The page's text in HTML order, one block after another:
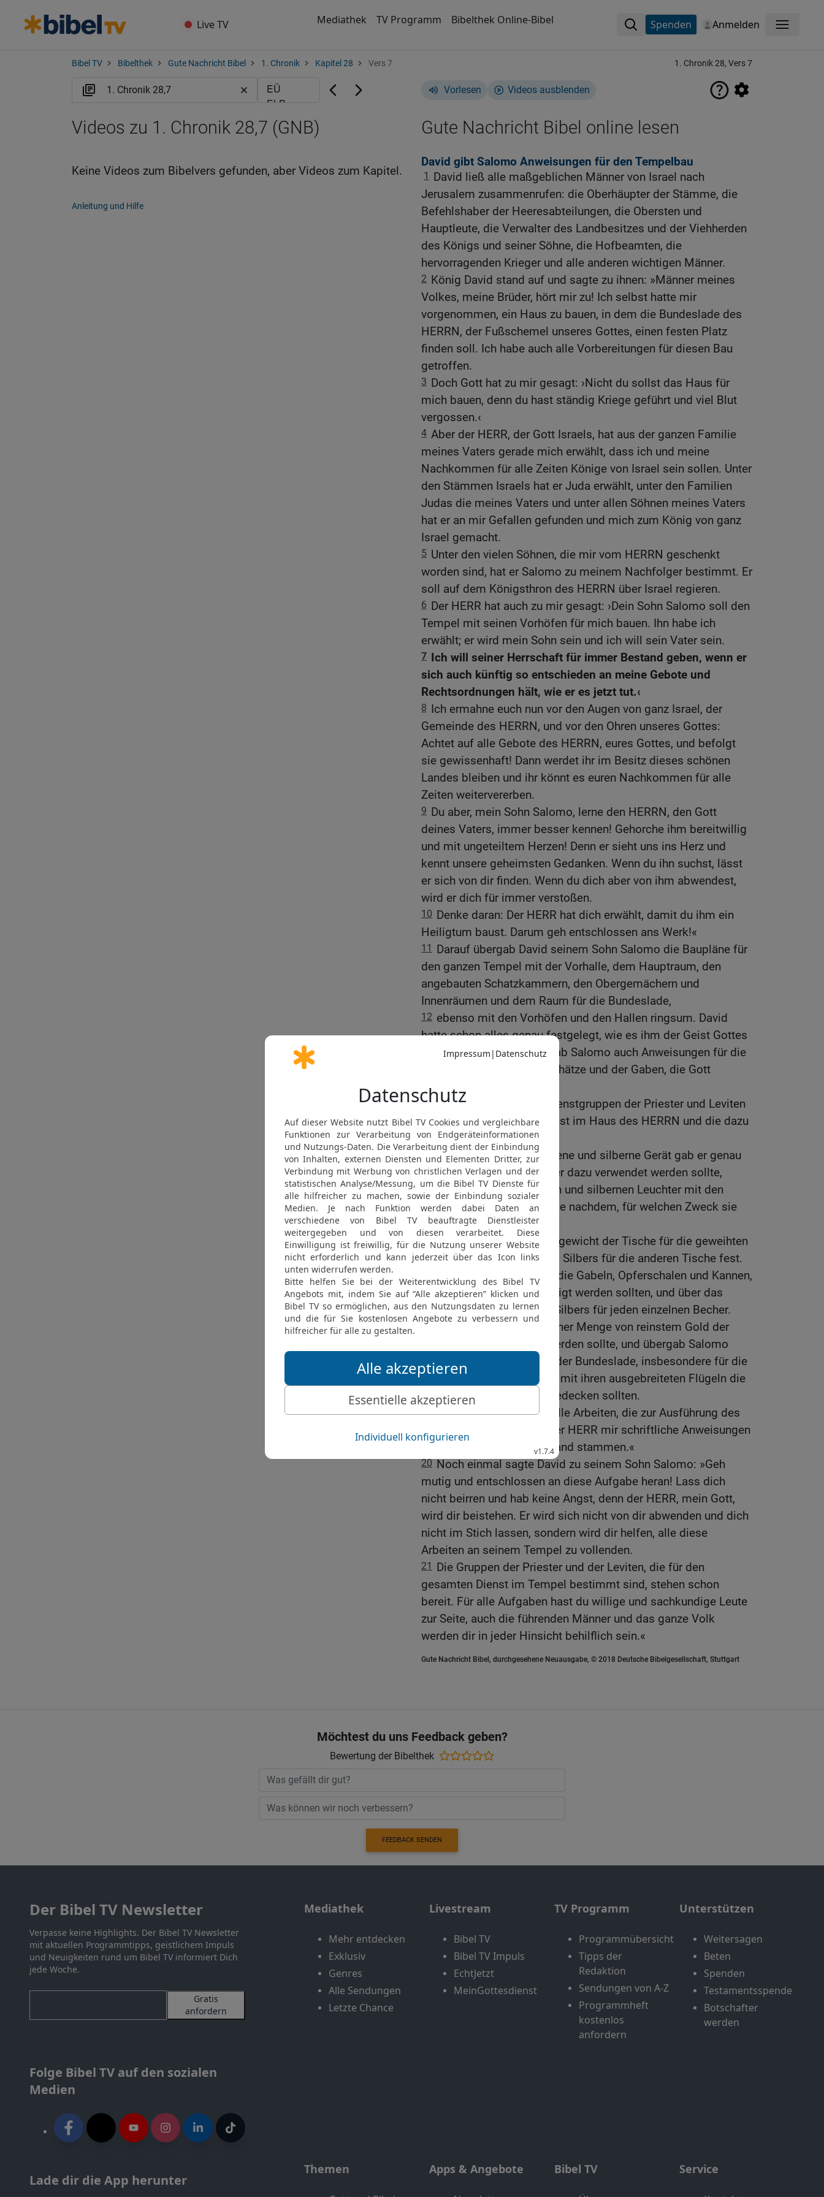
Live TV Mediathek TV Programm Bibelthek Online-Bibel Spenden Anmelden Menü
Bibel TV Bibelthek Gute Nachricht Bibel 1. Chronik Kapitel 28 Vers 7 1. Chronik 28, Vers 7
Vorlesen Videos ausblenden
Gute Nachricht Bibel online lesen
David gibt Salomo Anweisungen für den Tempelbau
1
David ließ alle maßgeblichen Männer von Israel nach
Jerusalem zusammenrufen: die Oberhäupter der Stämme, die
Befehlshaber der Heeresabteilungen, die Obersten und
Hauptleute, die Verwalter des Landbesitzes und der Viehherden
des Königs und seiner Söhne, die Hofbeamten, die
hervorragenden Krieger und alle anderen wichtigen Männer.
2 König David stand auf und sagte zu ihnen: »Männer meines
Volkes, meine Brüder, hört mir zu! Ich selbst hatte mir
vorgenommen, ein Haus zu bauen, in dem die Bundeslade des
HERRN, der Fußschemel unseres Gottes, einen festen Platz
finden soll. Ich habe auch alle Vorbereitungen für diesen Bau
getroffen.
3 Doch Gott hat zu mir gesagt: ›Nicht du sollst das Haus für
mich bauen, denn du hast ständig Kriege geführt und viel Blut
vergossen.‹
4 Aber der HERR, der Gott Israels, hat aus der ganzen Familie
meines Vaters gerade mich erwählt, dass ich und meine
Nachkommen für alle Zeiten Könige von Israel sein sollen. Unter
den Stämmen Israels hat er Juda erwählt, unter den Familien
Judas die meines Vaters und unter allen Söhnen meines Vaters
hat er an mir Gefallen gefunden und mich zum König von ganz
Israel gemacht.
5 Unter den vielen Söhnen, die mir vom HERRN geschenkt
worden sind, hat er Salomo zu meinem Nachfolger bestimmt. Er
soll auf dem Königsthron des HERRN über Israel regieren.
6 Der HERR hat auch zu mir gesagt: ›Dein Sohn Salomo soll den
Tempel mit seinen Vorhöfen für mich bauen. Ihn habe ich
erwählt; er wird mein Sohn sein und ich will sein Vater sein.
7 Ich will seiner Herrschaft für immer Bestand geben, wenn er
sich auch künftig so entschieden an meine Gebote und
Rechtsordnungen hält, wie er es jetzt tut.‹
8 Ich ermahne euch nun vor den Augen von ganz Israel, der
Gemeinde des HERRN, und vor den Ohren unseres Gottes:
Achtet auf alle Gebote des HERRN, eures Gottes, und befolgt
sie gewissenhaft! Dann werdet ihr im Besitz dieses schönen
Landes bleiben und ihr könnt es euren Nachkommen für alle
Zeiten weitervererben.
9 Du aber, mein Sohn Salomo, lerne den HERRN, den Gott
deines Vaters, immer besser kennen! Gehorche ihm bereitwillig
und mit ungeteiltem Herzen! Denn er sieht uns ins Herz und
kennt unsere geheimsten Gedanken. Wenn du ihn suchst, lässt
er sich von dir finden. Wenn du dich aber von ihm abwendest,
wird er dich für immer verstoßen.
10 Denke daran: Der HERR hat dich erwählt, damit du ihm ein
Heiligtum baust. Darum geh entschlossen ans Werk!«
11
Darauf übergab David seinem Sohn Salomo die Baupläne für
den ganzen Tempel mit der Vorhalle, dem Hauptraum, den
angebauten Schatzkammern, den Obergemächern und
Innenräumen und dem Raum für die Bundeslade,
12 ebenso mit den Vorhöfen und den Hallen ringsum. David
hatte schon alles genau festgelegt, wie es ihm der Geist Gottes
eingegeben hatte. David gab Salomo auch Anweisungen für die
Verwendung der Tempelschätze und der Gaben, die Gott
geweiht waren,
13 für die Einteilung der Dienstgruppen der Priester und Leviten
und für den gesamten Dienst im Haus des HERRN und die dazu
nötigen Geräte.
Für jedes einzelne goldene und silberne Gerät gab er genau
an, wie viel Gold oder Silber dazu verwendet werden sollte,
15 ebenso für die goldenen und silbernen Leuchter mit den
dazugehörenden Lampen, je nachdem, für welchen Zweck sie
bestimmt waren.
16 Er setzte auch das Goldgewicht der Tische für die geweihten
Brote und das Gewicht des Silbers für die anderen Tische fest.
Er machte Angaben für die Gabeln, Opferschalen und Kannen,
die aus reinem Gold gefertigt werden sollten, und über das
Gewicht des Goldes oder Silbers für jeden einzelnen Becher.
18
Er bestimmte, aus welcher Menge von reinstem Gold der
Räucheraltar hergestellt werden sollte, und übergab Salomo
einen Plan für den Wagen der Bundeslade, insbesondere für die
Kerubfiguren aus Gold, die mit ihren ausgebreiteten Flügeln die
Bundeslade des HERRN bedecken sollten.
19 Und David sagte: »Für alle Arbeiten, die zur Ausführung des
Bauplans nötig sind, hat der HERR mir schriftliche Anweisungen
gegeben, die von seiner Hand stammen.«
20 Noch einmal sagte David zu seinem Sohn Salomo: »Geh
mutig und entschlossen an diese Aufgabe heran! Lass dich
nicht beirren und hab keine Angst, denn der HERR, mein Gott,
wird dir beistehen. Er wird sich nicht von dir abwenden und dich
nicht im Stich lassen, sondern wird dir helfen, alle diese
Arbeiten an seinem Tempel zu vollenden.
21
Die Gruppen der Priester und der Leviten, die für den
gesamten Dienst im Tempel bestimmt sind, stehen schon
bereit. Für alle Aufgaben hast du willige und sachkundige Leute
zur Seite, auch die führenden Männer und das ganze Volk
werden dir in jeder Hinsicht behilflich sein.«
Gute Nachricht Bibel, durchgesehene Neuausgabe, © 2018 Deutsche Bibelgesellschaft, Stuttgart
Videos zu 1. Chronik 28,7 (GNB)
Keine Videos zum Bibelvers gefunden, aber Videos zum Kapitel.
Anleitung und Hilfe
Möchtest du uns Feedback geben?
Bewertung der Bibelthek
FEEDBACK SENDEN
Der Bibel TV Newsletter
Verpasse keine Highlights. Der Bibel TV Newsletter
mit aktuellen Programmtipps, geistlichem Impuls
und Neuigkeiten rund um Bibel TV informiert Dich
jede Woche.
Gratis
anfordern
Folge Bibel TV auf den sozialen
Medien
Lade dir die App herunter
Mediathek
Mehr entdecken
Exklusiv
Genres
Alle Sendungen
Letzte Chance
Livestream
Bibel TV
Bibel TV Impuls
EchtJetzt
MeinGottesdienst
TV Programm
Programmübersicht
Tipps der
Redaktion
Sendungen von A-Z
Programmheft
kostenlos
anfordern
Unterstützen
Weitersagen
Beten
Spenden
Testamentsspende
Botschafter
werden
Themen Apps & Angebote Bibel TV Service